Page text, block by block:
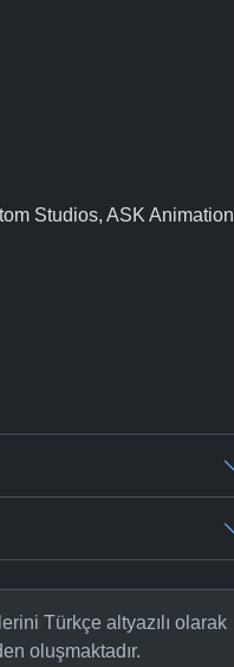
Studios, ASK Animation
Türkçe altyazılı olarak
oluşmaktadır.